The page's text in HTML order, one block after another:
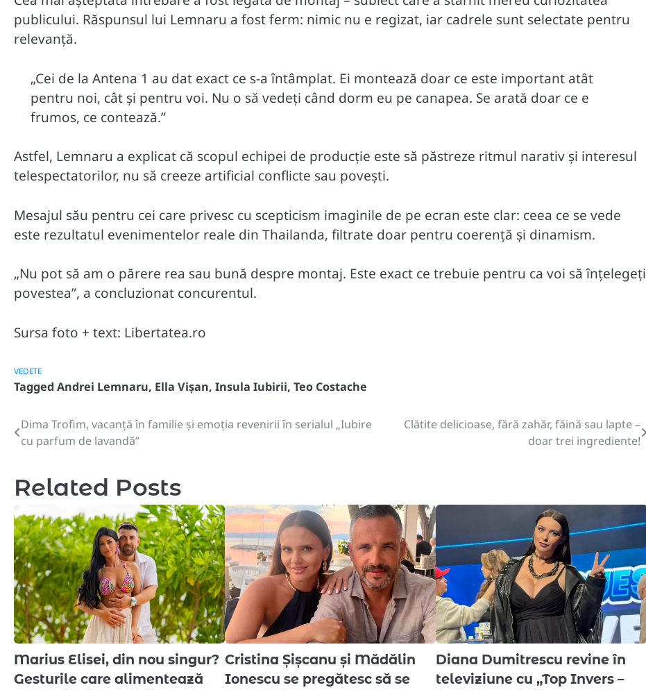
publicului. Răspunsul lui Lemnaru a fost ferm: nimic nu e regizat, iar cadrele sunt selectate pentru
relevanță.
„Cei de la Antena 1 au dat exact ce s-a întâmplat. Ei montează doar ce este important atât
pentru noi, cât și pentru voi. Nu o să vedeți când dorm eu pe canapea. Se arată doar ce e
frumos, ce contează.”
Astfel, Lemnaru a explicat că scopul echipei de producție este să păstreze ritmul narativ și interesul
telespectatorilor, nu să creeze artificial conflicte sau povești.
Mesajul său pentru cei care privesc cu scepticism imaginile de pe ecran este clar: ceea ce se vede
este rezultatul evenimentelor reale din Thailanda, filtrate doar pentru coerență și dinamism.
„Nu pot să am o părere rea sau bună despre montaj. Este exact ce trebuie pentru ca voi să înțelegeți
povestea”, a concluzionat concurentul.
Sursa foto + text: Libertatea.ro
VEDETE
Tagged Andrei Lemnaru, Ella Vișan, Insula Iubirii, Teo Costache
Post
navigation
Dima Trofim, vacanță în familie și emoția revenirii în serialul „Iubire
cu parfum de lavandă”
Clătite delicioase, fără zahăr, făină sau lapte –
doar trei ingrediente!
Related Posts
Marius Elisei, din nou singur?
Gesturile care alimentează
Cristina Șișcanu și Mădălin
Ionescu se pregătesc să se
Diana Dumitrescu revine în
televiziune cu „Top Invers –